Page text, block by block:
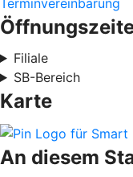
Terminvereinbarung
Filiale
SB-Bereich
Karte
An diesem